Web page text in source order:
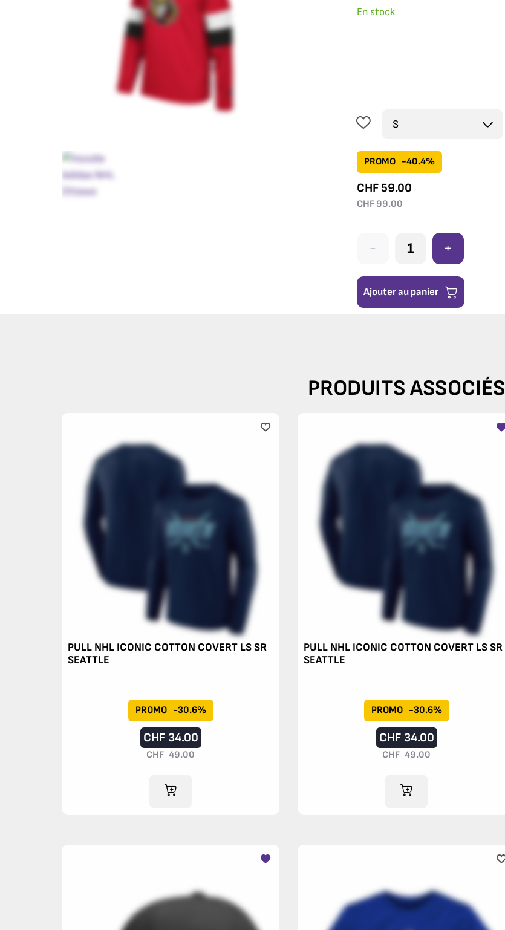
En stock
PROMO -40.4%
CHF 59.00
CHF99.00
- +
Ajouter au panier
PRODUITS ASSOCIÉS
PULL NHL ICONIC COTTON COVERT LS SR
SEATTLE
PROMO -30.6%
CHF 34.00
CHF 49.00
AJOUTER AU PANIER
PULL NHL ICONIC COTTON COVERT LS SR
SEATTLE
PROMO -30.6%
CHF 34.00
CHF 49.00
AJOUTER AU PANIER